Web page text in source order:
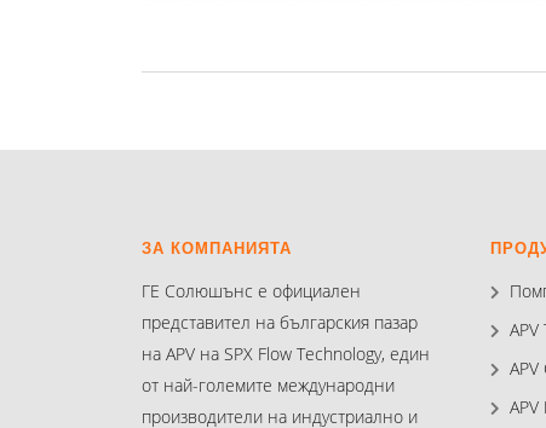
ЗА КОМПАНИЯТА
ГЕ Солюшънс е официален
представител на българския пазар
на APV на SPX Flow Technology, един
от най-големите международни
производители на индустриално и